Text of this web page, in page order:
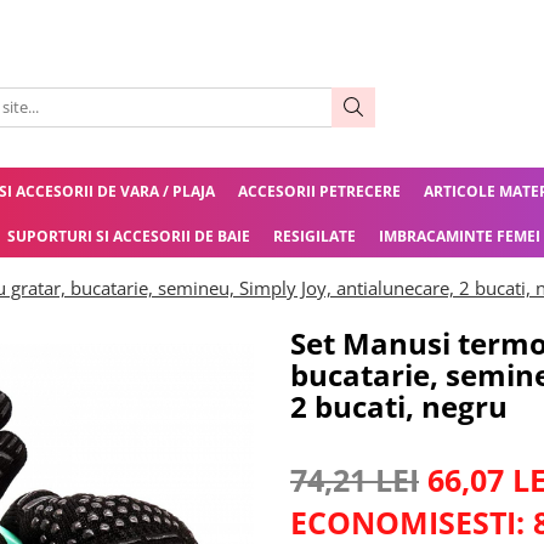
ACCESORII DE VARA / PLAJA ACCESORII PETRECERE ARTICOLE
SUPORTURI SI ACCESORII DE BAIE RESIGILATE IMBRACAMINTE FEMEI
bucatarie, semineu, Simply Joy, antialunecare, 2 bucati,
Set Manusi
bucatarie,
2 bucati, negru
74,21 LEI 66,07
ECONOMISESTI: